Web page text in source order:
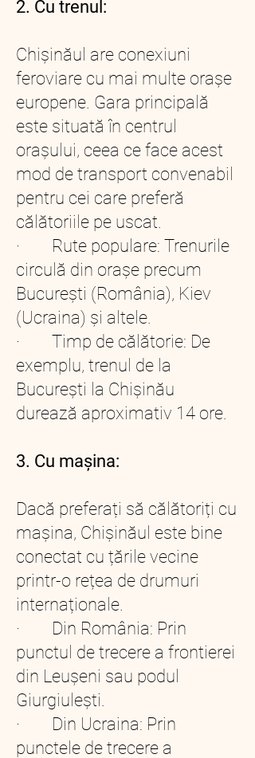
2. Cu trenul:
Chișinăul are conexiuni
feroviare cu mai multe orașe
europene. Gara principală
este situată în centrul
orașului, ceea ce face acest
mod de transport convenabil
pentru cei care preferă
călătoriile pe uscat.
· Rute populare: Trenurile
circulă din orașe precum
București (România), Kiev
(Ucraina) și altele.
· Timp de călătorie: De
exemplu, trenul de la
București la Chișinău
durează aproximativ 14 ore.
3. Cu mașina:
Dacă preferați să călătoriți cu
mașina, Chișinăul este bine
conectat cu țările vecine
printr-o rețea de drumuri
internaționale.
· Din România: Prin
punctul de trecere a frontierei
din Leușeni sau podul
Giurgiulești.
· Din Ucraina: Prin
punctele de trecere a